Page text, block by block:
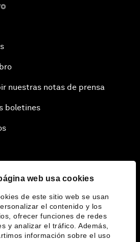
web usa cookies
de este sitio web se usan
el contenido y los
ofrecer funciones de redes
y analizar el tráfico. Además,
información sobre el uso
nuestras notas de prensa
boletines
idiomas